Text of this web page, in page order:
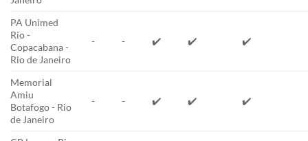
PA Unimed
Rio -
Copacabana -
Rio de Janeiro
- - ✔️ ✔️ ✔️
Memorial
Amiu
Botafogo - Rio
de Janeiro
- - ✔️ ✔️ ✔️